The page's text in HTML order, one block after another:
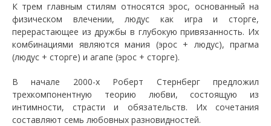
К трем главным стилям относятся эрос, основанный на
физическом влечении, людус как игра и сторге,
перерастающее из дружбы в глубокую привязанность. Их
комбинациями являются мания (эрос + людус), прагма
(людус + сторге) и агапе (эрос + сторге).
В начале 2000-х Роберт Стернберг предложил
трехкомпонентную теорию любви, состоящую из
интимности, страсти и обязательств. Их сочетания
составляют семь любовных разновидностей.